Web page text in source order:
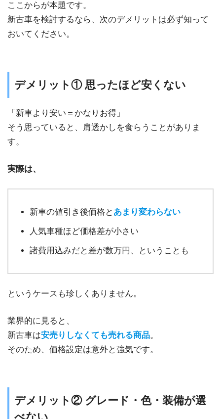
ここからが本題です。
新古車を検討するなら、次のデメリットは必ず知って
おいてください。
デメリット① 思ったほど安くない
「新車より安い＝かなりお得」
そう思っていると、肩透かしを食らうことがありま
す。
実際は、
新車の値引き後価格と あまり変わらない
人気車種ほど価格差が小さい
諸費用込みだと差が数万円、ということも
というケースも珍しくありません。
業界的に見ると、
新古車は安売りしなくても売れる商品。
そのため、価格設定は意外と強気です。
デメリット② グレード・色・装備が選